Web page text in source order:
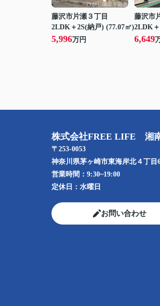
藤沢市片瀬３丁目
2LDK＋2S(納戸) (77.07㎡)
5,996万円
藤沢市
2LDK
6,649
株式会社FREE LIFE 湘
〒253-0053
神奈川県茅ヶ崎市東海岸北４丁目
営業時間： 9:30~19:00
定休日： 水曜日
お問い合わせ